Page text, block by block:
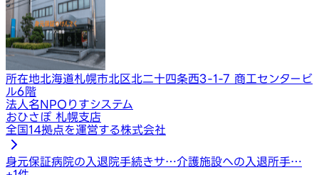
所在地北海道札幌市北区北二十四条西3-1-7 商工センタービ
ル6階
法人名NPOりすシステム
おひさぽ 札幌支店
全国14拠点を運営する株式会社
身元保証病院の入退院手続きサ…介護施設への入退所手…